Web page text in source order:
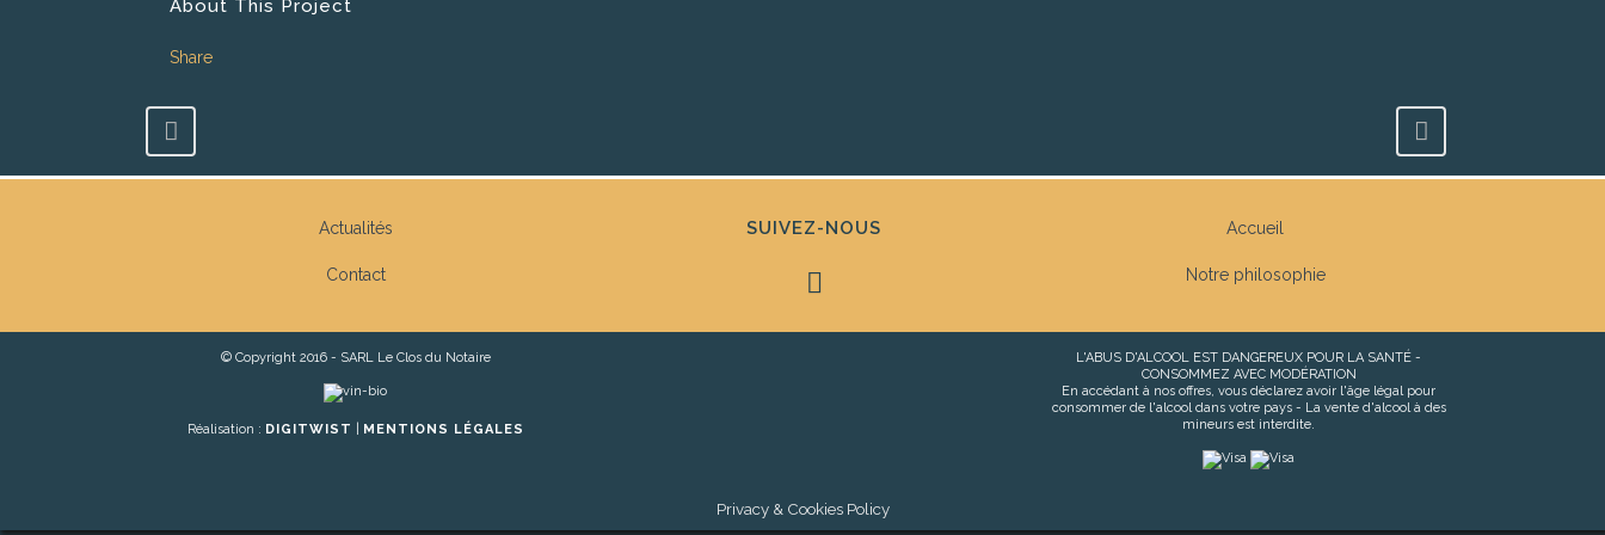
About This Project
Share
Actualités
Contact
SUIVEZ-NOUS Accueil
Notre philosophie
© Copyright 2016 - SARL Le Clos du Notaire
Réalisation : DIGITWIST MENTIONS LÉGALES
L'ABUS D'ALCOOL EST DANGEREUX POUR LA SANTÉ -
CONSOMMEZ AVEC MODÉRATION
En accédant à nos offres, vous déclarez avoir l'âge légal pour
consommer de l'alcool dans votre pays - La vente d'alcool à des
mineurs est interdite.
Privacy & Cookies Policy